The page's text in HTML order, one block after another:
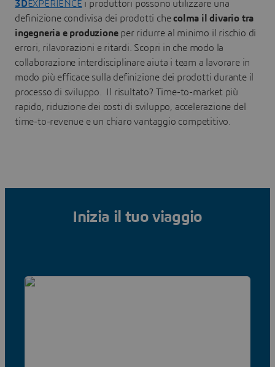
3DEXPERIENCE i produttori possono utilizzare una
definizione condivisa dei prodotti checolma il divario tra
ingegneria e produzioneper ridurre al minimo il rischio di
errori, rilavorazioni e ritardi. Scopri in che modo la
collaborazione interdisciplinare aiuta i team a lavorare in
modo più efficace sulla definizione dei prodotti durante il
processo di sviluppo. Il risultato? Time-to-market più
rapido, riduzione dei costi di sviluppo, accelerazione del
time-to-revenue e un chiaro vantaggio competitivo.
Inizia il tuo viaggio